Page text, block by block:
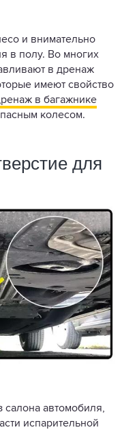
и внимательно
в полу. Во многих
в дренаж
имеют свойство
в багажнике
колесом.
для
салона автомобиля,
испарительной